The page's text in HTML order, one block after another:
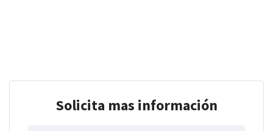
Solicita mas información